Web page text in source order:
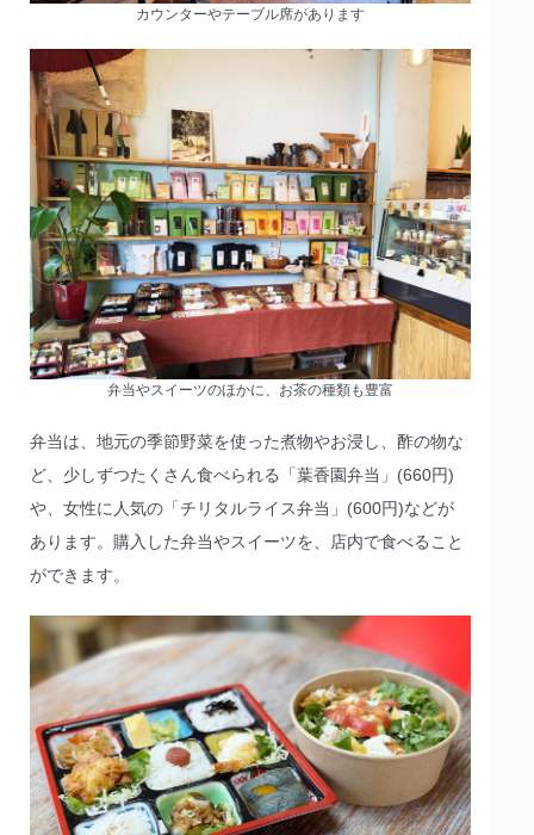
カウンターやテーブル席があります
弁当やスイーツのほかに、お茶の種類も豊富
弁当は、地元の季節野菜を使った煮物やお浸し、酢の物な
ど、少しずつたくさん食べられる「葉香園弁当」(660円)
や、女性に人気の「チリタルライス弁当」(600円)などが
あります。購入した弁当やスイーツを、店内で食べること
ができます。